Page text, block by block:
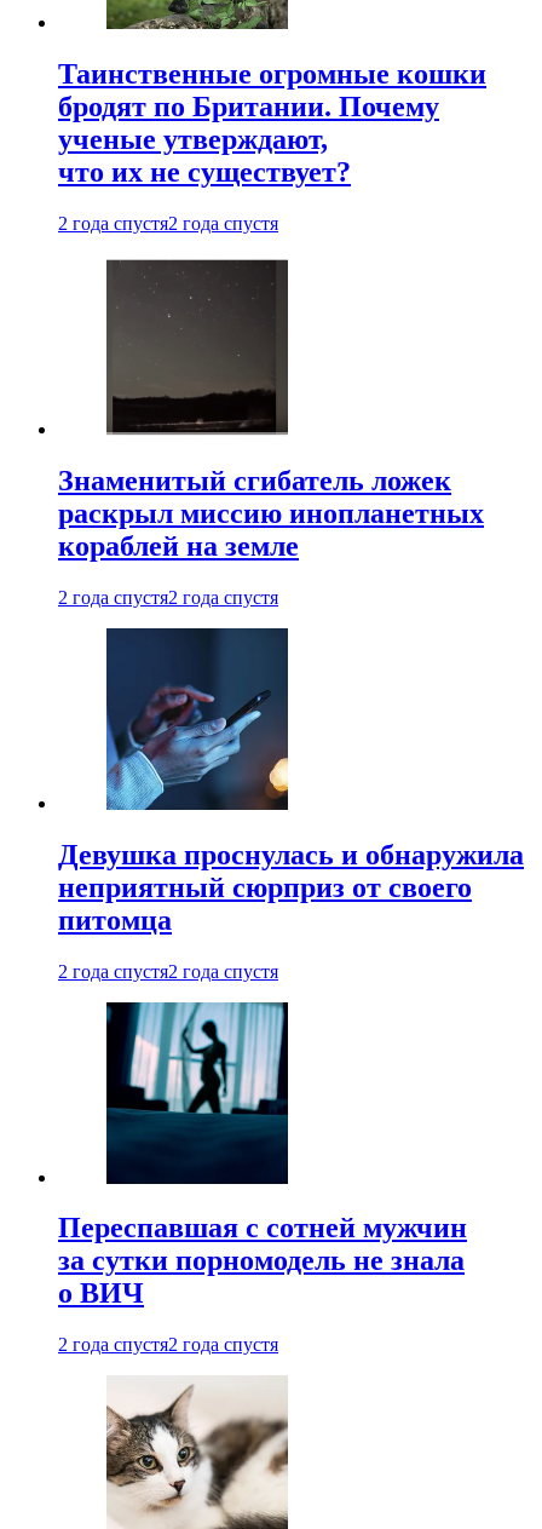
Таинственные огромные кошки
бродят по Британии. Почему
ученые утверждают,
что их не существует?
2 года спустя2 года спустя
Знаменитый сгибатель ложек
раскрыл миссию инопланетных
кораблей на земле
2 года спустя2 года спустя
Девушка проснулась и обнаружила
неприятный сюрприз от своего
питомца
2 года спустя2 года спустя
Переспавшая с сотней мужчин
за сутки порномодель не знала
о ВИЧ
2 года спустя2 года спустя